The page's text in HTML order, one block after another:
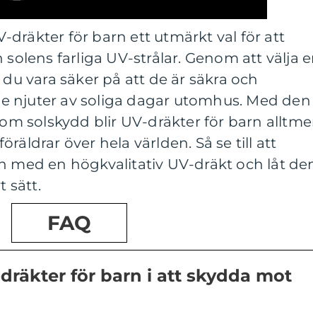
dräkter för barn ett utmärkt val för att
farliga UV-strålar. Genom att välja
vara säker på att de är säkra och
njuter av soliga dagar utomhus. Med den
solskydd blir UV-dräkter för barn
över hela världen. Så se till att
med en högkvalitativ UV-dräkt och låt
sätt.
FAQ
för barn i att skydda mot